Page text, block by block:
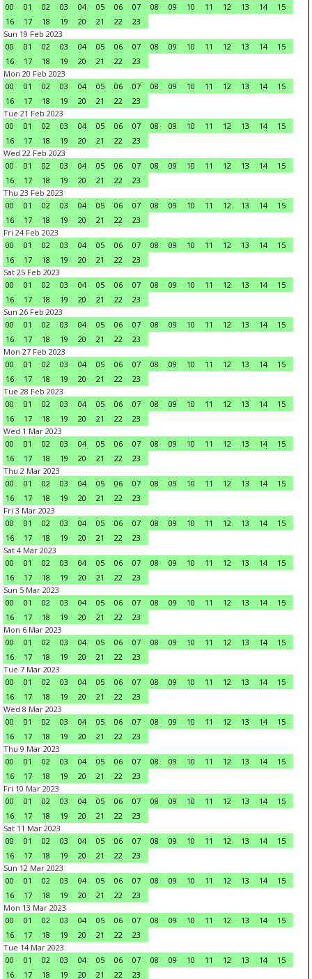
00
01 02 03 04 05 06 07 08 09 10 11 12 13 14
15
16
17 18 19 20 21 22
23
Sun 19 Feb 2023
00
01 02 03 04 05 06 07 08 09 10 11 12 13 14
15
16
17 18 19 20 21 22
23
Mon 20 Feb 2023
00
01 02 03 04 05 06 07 08 09 10 11 12 13 14
15
16
17 18 19 20 21 22
23
Tue 21 Feb 2023
00
01 02 03 04 05 06 07 08 09 10 11 12 13 14
15
16
17 18 19 20 21 22
23
Wed 22 Feb 2023
00
01 02 03 04 05 06 07 08 09 10 11 12 13 14
15
16
17 18 19 20 21 22
23
Thu 23 Feb 2023
00
01 02 03 04 05 06 07 08 09 10 11 12 13 14
15
16
17 18 19 20 21 22
23
Fri 24 Feb 2023
00
01 02 03 04 05 06 07 08 09 10 11 12 13 14
15
16
17 18 19 20 21 22
23
Sat 25 Feb 2023
00
01 02 03 04 05 06 07 08 09 10 11 12 13 14
15
16
17 18 19 20 21 22
23
Sun 26 Feb 2023
00
01 02 03 04 05 06 07 08 09 10 11 12 13 14
15
16
17 18 19 20 21 22
23
Mon 27 Feb 2023
00
01 02 03 04 05 06 07 08 09 10 11 12 13 14
15
16
17 18 19 20 21 22
23
Tue 28 Feb 2023
00
01 02 03 04 05 06 07 08 09 10 11 12 13 14
15
16
17 18 19 20 21 22
23
Wed 1 Mar 2023
00
01 02 03 04 05 06 07 08 09 10 11 12 13 14
15
16
17 18 19 20 21 22
23
Thu 2 Mar 2023
00
01 02 03 04 05 06 07 08 09 10 11 12 13 14
15
16
17 18 19 20 21 22
23
Fri 3 Mar 2023
00
01 02 03 04 05 06 07 08 09 10 11 12 13 14
15
16
17 18 19 20 21 22
23
Sat 4 Mar 2023
00
01 02 03 04 05 06 07 08 09 10 11 12 13 14
15
16
17 18 19 20 21 22
23
Sun 5 Mar 2023
00
01 02 03 04 05 06 07 08 09 10 11 12 13 14
15
16
17 18 19 20 21 22
23
Mon 6 Mar 2023
00
01 02 03 04 05 06 07 08 09 10 11 12 13 14
15
16
17 18 19 20 21 22
23
Tue 7 Mar 2023
00
01 02 03 04 05 06 07 08 09 10 11 12 13 14
15
16
17 18 19 20 21 22
23
Wed 8 Mar 2023
00
01 02 03 04 05 06 07 08 09 10 11 12 13 14
15
16
17 18 19 20 21 22
23
Thu 9 Mar 2023
00
01 02 03 04 05 06 07 08 09 10 11 12 13 14
15
16
17 18 19 20 21 22
23
Fri 10 Mar 2023
00
01 02 03 04 05 06 07 08 09 10 11 12 13 14
15
16
17 18 19 20 21 22
23
Sat 11 Mar 2023
00
01 02 03 04 05 06 07 08 09 10 11 12 13 14
15
16
17 18 19 20 21 22
23
Sun 12 Mar 2023
00
01 02 03 04 05 06 07 08 09 10 11 12 13 14
15
16
17 18 19 20 21 22
23
Mon 13 Mar 2023
00
01 02 03 04 05 06 07 08 09 10 11 12 13 14
15
16
17 18 19 20 21 22
23
Tue 14 Mar 2023
00
01 02 03 04 05 06 07 08 09 10 11 12 13 14
15
16
17 18 19 20 21 22 23